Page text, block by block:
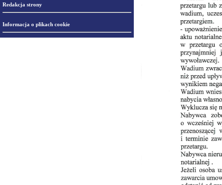
Redakcja strony
Informacja o plikach cookie